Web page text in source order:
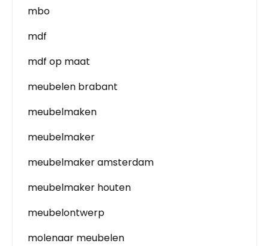
mbo
mdf
mdf op maat
meubelen brabant
meubelmaken
meubelmaker
meubelmaker amsterdam
meubelmaker houten
meubelontwerp
molenaar meubelen